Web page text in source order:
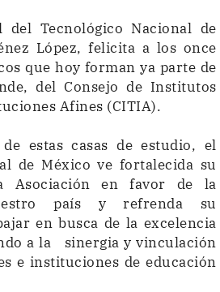
del Tecnológico Nacional de
López, felicita a los once
que hoy forman ya parte de
del Consejo de Institutos
Afines (CITIA).
estas casas de estudio, el
de México ve fortalecida su
Asociación en favor de la
país y refrenda su
en busca de la excelencia
a la sinergia y vinculación
e instituciones de educación